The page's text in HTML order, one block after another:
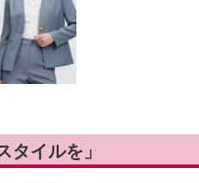
イルを」